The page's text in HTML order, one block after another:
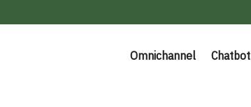
Omnichannel Chatbot